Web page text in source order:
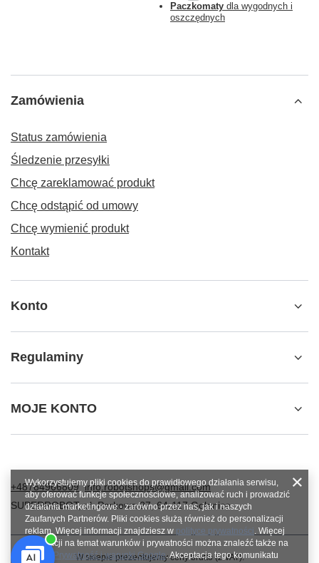
Paczkomaty dla wygodnych i
oszczędnych
Zamówienia
Status zamówienia
Śledzenie przesyłki
Chcę zareklamować produkt
Chcę odstąpić od umowy
Chcę wymienić produkt
Kontakt
Konto
Regulaminy
MOJE KONTO
+48784966809 info.robotshops@gmail.com
SUPERROBOT,ul. Parkowa 27,64-117Gołanice
W sklepie prezentujemy ceny brutto (z VAT).
Wykorzystujemy pliki cookies do prawidłowego działania serwisu,
aby oferować funkcje społecznościowe, analizować ruch i prowadzić
działania marketingowe - zarówno przez nas, jak i naszych
Zaufanych Partnerów. Pliki cookies służą również do personalizacji
reklam. Więcej informacji znajdziesz w polityce prywatności. Więcej
informacji na temat warunków i prywatności można znaleźć także na
stronie Prywatność i warunki Google. Akceptacja tego komunikatu